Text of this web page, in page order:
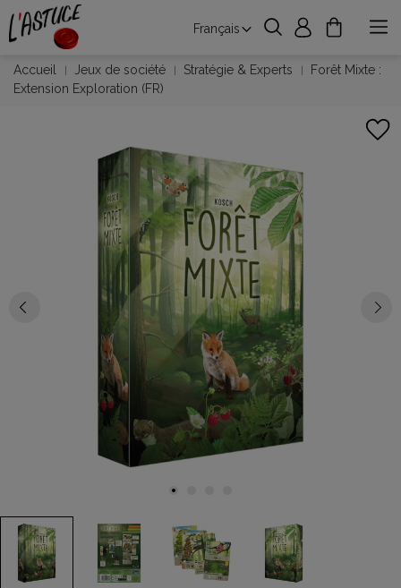
Français
Accueil Jeux de société Stratégie & Experts
Forêt Mixte :
Extension Exploration (FR)